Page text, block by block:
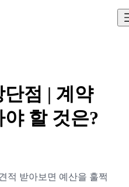
점 | 계약
할 것은?
적 받아보면 예산을 훌쩍